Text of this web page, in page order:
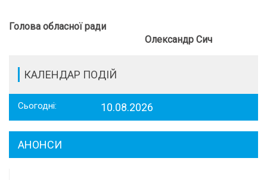
Голова обласної ради
Олександр Сич
КАЛЕНДАР ПОДІЙ
Сьогодні: 10.08.2026
АНОНСИ